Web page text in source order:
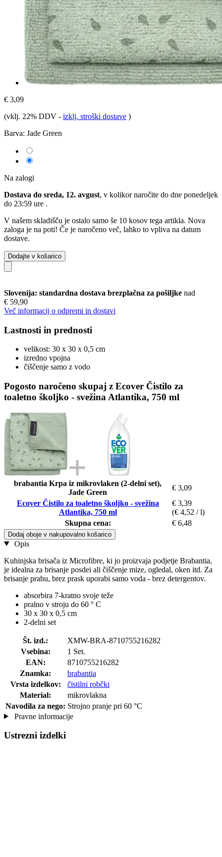
€ 3,09
(vklj. 22% DDV - izklj. stroški dostave )
Barva: Jade Green
Na zalogi
Dostava do sreda, 12. avgust, v kolikor naročite do dne ponedeljek
do 23:59 ure .
V našem skladišču je ostalo samo še 10 kosov tega artikla. Nova
zaloga je na poti! Če je naročeno več, lahko to vpliva na datum
dostave.
Dodajte v košarico
Slovenija: standardna dostava brezplačna za pošiljke nad
€ 59,90
Več informacij o odpremi in dostavi
Lastnosti in prednosti
velikost: 30 x 30 x 0,5 cm
izredno vpojna
čiščenje samo z vodo
Pogosto naročeno skupaj z Ecover Čistilo za
toaletno školjko - svežina Atlantika, 750 ml
brabantia Krpa iz mikrovlaken (2-delni set),
Jade Green
€ 3,09
Ecover Čistilo za toaletno školjko - svežina
Atlantika, 750 ml
€ 3,39
(€ 4,52 / l)
Skupna cena:
€ 6,48
Dodaj oboje v nakupovalno košarico
Opis
Kuhinjska brisača iz Microfibre, ki jo proizvaja podjetje Brabantia,
je idealna za brisanje posdei ali čiščenje mize, ogledal, oken itd. Za
brisanje prahu, brez prask uporabi samo voda - brez detergentov.
absorbira 7-kratno svoje teže
pralno v stroju do 60 ° C
30 x 30 x 0,5 cm
2-delni set
Št. izd.:
XMW-BRA-8710755216282
Vsebina:
1 Set.
EAN:
8710755216282
Znamka:
brabantia
Vrsta izdelkov:
čistilni robčki
Material:
mikrovlakna
Navodila za nego: Strojno pranje pri 60 °C
Pravne informacije
Ustrezni izdelki